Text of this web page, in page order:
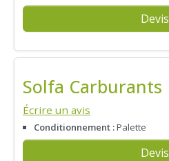
Devis
Solfa Carburants
Écrire un avis
Conditionnement :Palette
Devis